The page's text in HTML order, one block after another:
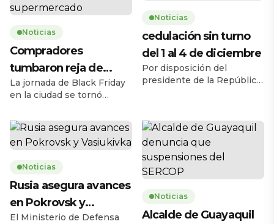
Noticias
Compradores
tumbaron reja de
supermercado
La jornada de Black Friday
en la ciudad se tornó
jueves 27 de noviembre,
cuando una multitud de
personas tumbó la reja de
en la avenida Carlos Julio
Arosemena, en el norte de
la ciudad. El hecho ocurrió
a las 08h17, 43 minutos
antes de la apertura […]
Noticias
cedulación sin turno
del 1 al 4 de diciembre
Por disposición del
presidente de la República,
cedulación sin turno entre
el lunes 1 y el jueves 4 de
diciembre de 2025, en
horario de 08h00 a 17h00,
en 193 agencias a escala
nacional. La medida busca
ampliar la capacidad
operativa y facilitar […]
Noticias
Rusia asegura avances
en Pokrovsk y
Vasiukivka
El Ministerio de Defensa
Noticias
Alcalde de Guayaquil